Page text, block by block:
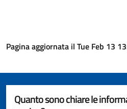
Pagina aggiornata il Tue Feb 13
Quanto sono chiare le